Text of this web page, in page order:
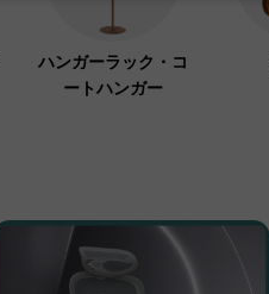
ハンガーラック・コ
ートハンガー